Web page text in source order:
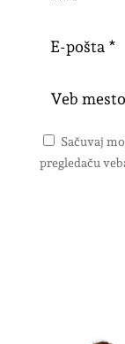
Sačuvaj
pregledaču